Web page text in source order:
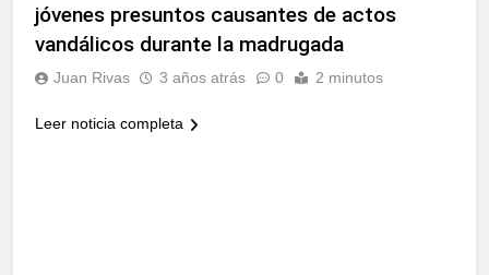
jóvenes presuntos causantes de actos
vandálicos durante la madrugada
Juan Rivas 3 años atrás 0 2 minutos
Leer noticia completa